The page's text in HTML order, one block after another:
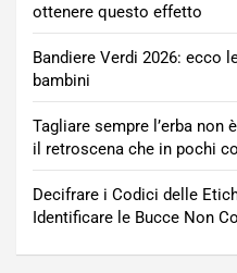
ottenere questo effetto
Bandiere Verdi 2026: ecco
bambini
Tagliare sempre l’erba
il retroscena che in pochi
Decifrare i Codici delle
Identificare le Bucce Non